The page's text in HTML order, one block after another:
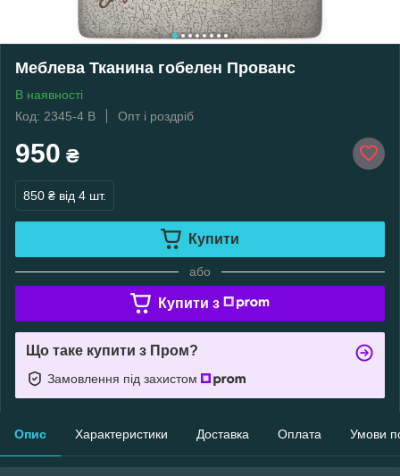
Меблева Тканина гобелен Прованс
В наявності
Код: 2345-4 B
Опт і роздріб
950 ₴
850 ₴ від 4 шт.
Купити
або
Купити з
Що таке купити з Пром?
Замовлення під захистом
Опис Характеристики Доставка Оплата Умови